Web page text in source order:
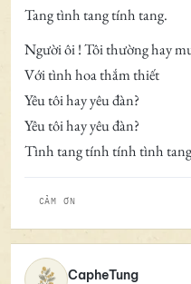
Tang tình tang tính tang.
Người ôi ! Tôi thường hay
Với tình hoa thắm thiết
Yêu tôi hay yêu đàn?
Yêu tôi hay yêu đàn?
Tình tang tính tính tình tang
CẢM ƠN
CapheTung